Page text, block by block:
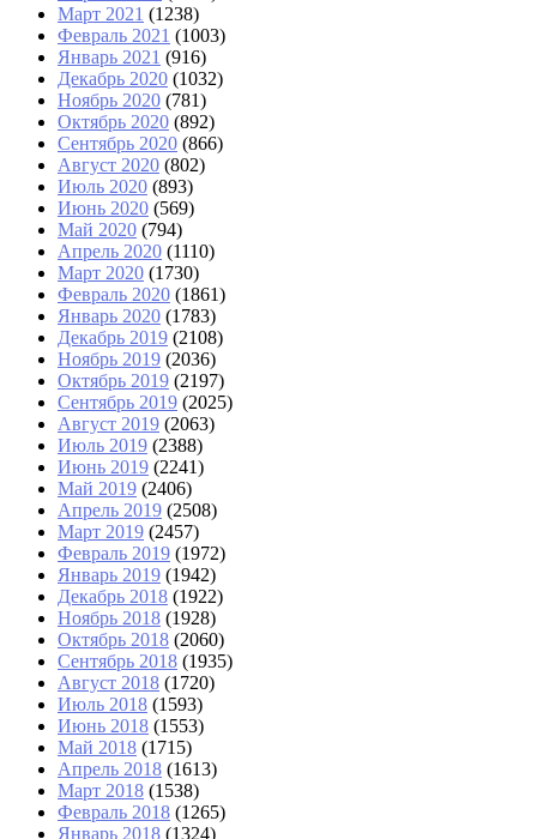
Март 2021 (1238)
Февраль 2021 (1003)
Январь 2021 (916)
Декабрь 2020 (1032)
Ноябрь 2020 (781)
Октябрь 2020 (892)
Сентябрь 2020 (866)
Август 2020 (802)
Июль 2020 (893)
Июнь 2020 (569)
Май 2020 (794)
Апрель 2020 (1110)
Март 2020 (1730)
Февраль 2020 (1861)
Январь 2020 (1783)
Декабрь 2019 (2108)
Ноябрь 2019 (2036)
Октябрь 2019 (2197)
Сентябрь 2019 (2025)
Август 2019 (2063)
Июль 2019 (2388)
Июнь 2019 (2241)
Май 2019 (2406)
Апрель 2019 (2508)
Март 2019 (2457)
Февраль 2019 (1972)
Январь 2019 (1942)
Декабрь 2018 (1922)
Ноябрь 2018 (1928)
Октябрь 2018 (2060)
Сентябрь 2018 (1935)
Август 2018 (1720)
Июль 2018 (1593)
Июнь 2018 (1553)
Май 2018 (1715)
Апрель 2018 (1613)
Март 2018 (1538)
Февраль 2018 (1265)
Январь 2018 (1324)